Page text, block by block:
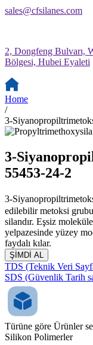
sales@cfsilanes.com
2, Dongfeng Bulvarı,
Bölgesi, Hubei Eyaleti
Home
/
3-
3-
55453-24-2
3-
edilebilir metoksi
silandır. Eşsiz
yelpazesinde yüzey
faydalı kılar.
ŞİMDİ AL
TDS (Teknik Veri
SDS (Güvenlik Tarih
Türüne göre Ürünler
Silikon Polimerler